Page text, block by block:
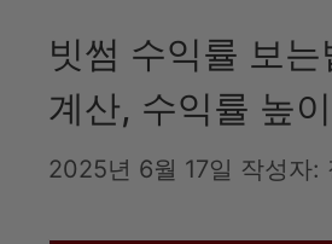
빗썸 수익률 보
계산, 수익률 높
2025년 6월 17일 작성자: